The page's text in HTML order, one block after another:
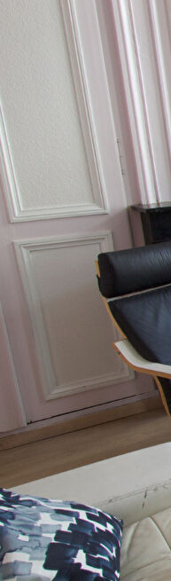
location ce beau T2
de-Perthes à Lille, à
de Lille et
d'entrée, une
avec
avec
salle de douches
de charges
des parties
l'agence au